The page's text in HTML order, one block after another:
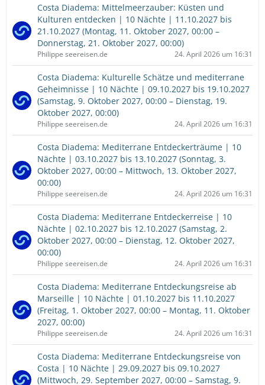
Costa Diadema: Mittelmeerzauber: Küsten und
Kulturen entdecken | 10 Nächte | 11.10.2027 bis
21.10.2027 (Montag, 11. Oktober 2027, 00:00 –
Donnerstag, 21. Oktober 2027, 00:00)
Philippe seereisen.de 24. April 2026 um 16:31
Costa Diadema: Kulturelle Schätze und mediterrane
Geheimnisse | 10 Nächte | 09.10.2027 bis 19.10.2027
(Samstag, 9. Oktober 2027, 00:00 – Dienstag, 19.
Oktober 2027, 00:00)
Philippe seereisen.de 24. April 2026 um 16:31
Costa Diadema: Mediterrane Entdeckerträume | 10
Nächte | 03.10.2027 bis 13.10.2027 (Sonntag, 3.
Oktober 2027, 00:00 – Mittwoch, 13. Oktober 2027,
00:00)
Philippe seereisen.de 24. April 2026 um 16:31
Costa Diadema: Mediterrane Entdeckerreise | 10
Nächte | 02.10.2027 bis 12.10.2027 (Samstag, 2.
Oktober 2027, 00:00 – Dienstag, 12. Oktober 2027,
00:00)
Philippe seereisen.de 24. April 2026 um 16:31
Costa Diadema: Mediterrane Entdeckungsreise ab
Marseille | 10 Nächte | 01.10.2027 bis 11.10.2027
(Freitag, 1. Oktober 2027, 00:00 – Montag, 11. Oktober
2027, 00:00)
Philippe seereisen.de 24. April 2026 um 16:31
Costa Diadema: Mediterrane Entdeckungsreise von
Costa | 10 Nächte | 29.09.2027 bis 09.10.2027
(Mittwoch, 29. September 2027, 00:00 – Samstag, 9.